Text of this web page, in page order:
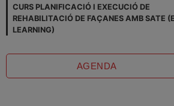
CURS PLANIFICACIÓ I EXECUCIÓ DE
REHABILITACIÓ DE FAÇANES AMB SATE
LEARNING)
AGENDA